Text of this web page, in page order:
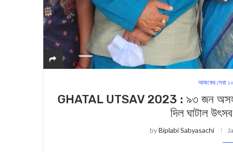
আজকের সেরা ১০
GHATAL UTSAV 2023 : ৯৩ জন অসহায়
দিল ঘাটাল
byBiplabi Sabyasachi